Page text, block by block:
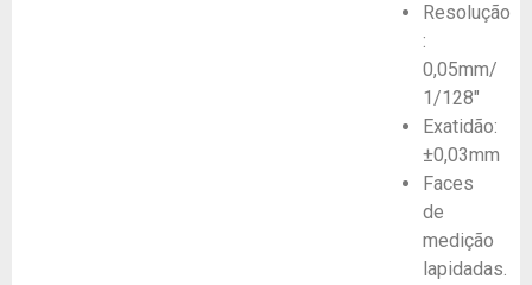
Resolução
:
0,05mm/
1/128″
Exatidão:
±0,03mm
Faces
de
medição
lapidadas.